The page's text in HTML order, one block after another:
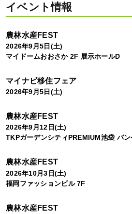
イベント情報
農林水産FEST
2026年9月5日(土)
マイドームおおさか 2F 展示ホールD
マイナビ移住フェア
2026年9月5日(土)
農林水産FEST
2026年9月12日(土)
TKPガーデンシティPREMIUM池袋 バ
農林水産FEST
2026年10月3日(土)
福岡ファッションビル 7F
農林水産FEST